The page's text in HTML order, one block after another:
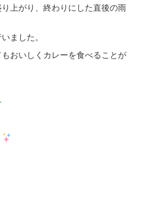
上がり、終わりにした直後の雨
ました。
おいしくカレーを食べることが